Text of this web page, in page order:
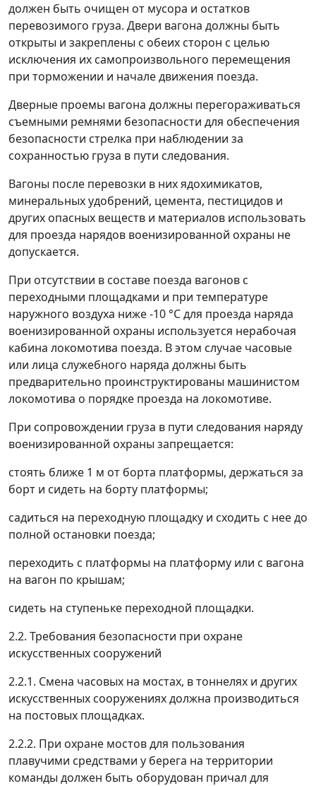
должен быть очищен от мусора и остатков
перевозимого груза. Двери вагона должны быть
открыты и закреплены с обеих сторон с целью
исключения их самопроизвольного перемещения
при торможении и начале движения поезда.
Дверные проемы вагона должны перегораживаться
съемными ремнями безопасности для обеспечения
безопасности стрелка при наблюдении за
сохранностью груза в пути следования.
Вагоны после перевозки в них ядохимикатов,
минеральных удобрений, цемента, пестицидов и
других опасных веществ и материалов использовать
для проезда нарядов военизированной охраны не
допускается.
При отсутствии в составе поезда вагонов с
переходными площадками и при температуре
наружного воздуха ниже -10 °C для проезда наряда
военизированной охраны используется нерабочая
кабина локомотива поезда. В этом случае часовые
или лица служебного наряда должны быть
предварительно проинструктированы машинистом
локомотива о порядке проезда на локомотиве.
При сопровождении груза в пути следования наряду
военизированной охраны запрещается:
стоять ближе 1 м от борта платформы, держаться за
борт и сидеть на борту платформы;
садиться на переходную площадку и сходить с нее до
полной остановки поезда;
переходить с платформы на платформу или с вагона
на вагон по крышам;
сидеть на ступеньке переходной площадки.
2.2. Требования безопасности при охране
искусственных сооружений
2.2.1. Смена часовых на мостах, в тоннелях и других
искусственных сооружениях должна производиться
на постовых площадках.
2.2.2. При охране мостов для пользования
плавучими средствами у берега на территории
команды должен быть оборудован причал для